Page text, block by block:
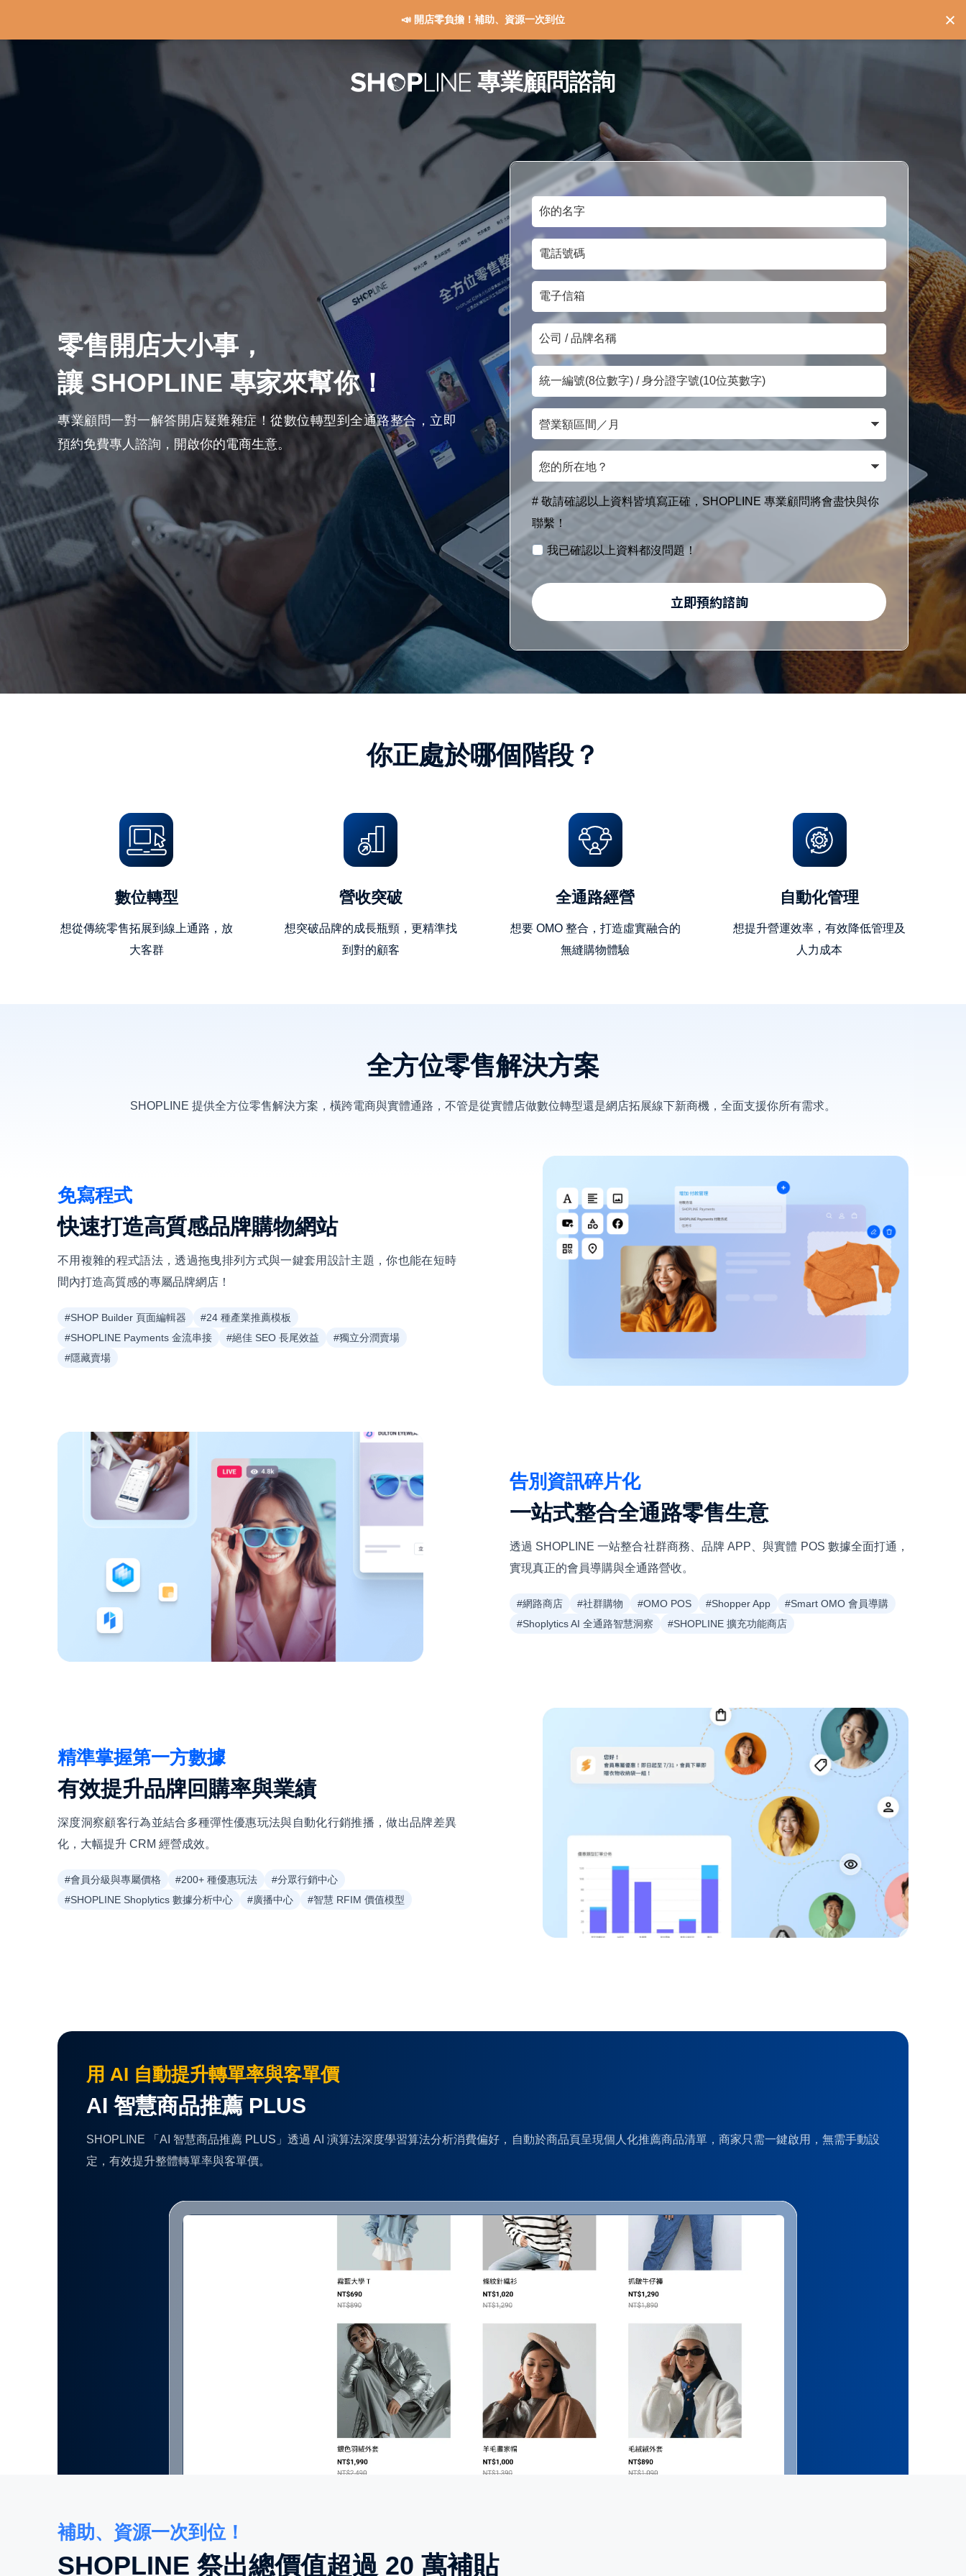
📣 開店零負擔！補助、資源一次到位
專業顧問諮詢
零售開店大小事，
讓 SHOPLINE 專家來幫你！
專業顧問一對一解答開店疑難雜症！從數位轉型到全通路整合，立即
預約免費專人諮詢，開啟你的電商生意。
你
的
名
字
電
話
號
碼
電
子
信
箱
公
司
/
品
牌
名
稱
統
一
編
號
(8
位
數
字)
/
分
證
號
(10
位
字)
營
業
額
區
間
／
月
您
的
所
在
# 敬請確認以上資料皆填寫正確，SHOPLINE 專業顧問將會盡快與你
聯繫！
我已確認以上資料都沒問題！
立即預約諮詢
你正處於哪個階段？
數位轉型
想從傳統零售拓展到線上通路，放
大客群
營收突破
想突破品牌的成長瓶頸，更精準找
到對的顧客
全通路經營
想要 OMO 整合，打造虛實融合的
無縫購物體驗
自動化管理
想提升營運效率，有效降低管理及
人力成本
全方位零售解決方案
SHOPLINE 提供全方位零售解決方案，橫跨電商與實體通路，不管是從實體店做數位轉型還是網店拓展線下新商機，全面支援你所有需求。
免寫程式
快速打造高質感品牌購物網站
不用複雜的程式語法，透過拖曳排列方式與一鍵套用設計主題，你也能在短時
間內打造高質感的專屬品牌網店！
#SHOP Builder 頁面編輯器
#24 種產業推薦模板
#SHOPLINE Payments 金流串接
#絕佳 SEO 長尾效益
#獨立分潤賣場
#隱藏賣場
告別資訊碎片化
一站式整合全通路零售生意
透過 SHOPLINE 一站整合社群商務、品牌 APP、與實體 POS 數據全面打通，
實現真正的會員導購與全通路營收。
#網路商店 #社群購物 #OMO POS #Shopper App
#Smart OMO 會員導購
#Shoplytics AI 全通路智慧洞察
#SHOPLINE 擴充功能商店
精準掌握第一方數據
有效提升品牌回購率與業績
深度洞察顧客行為並結合多種彈性優惠玩法與自動化行銷推播，做出品牌差異
化，大幅提升 CRM 經營成效。
#會員分級與專屬價格 #200+ 種優惠玩法
#分眾行銷中心
#SHOPLINE Shoplytics 數據分析中心
#廣播中心 #智慧 RFIM 價值模型
用 AI 自動提升轉單率與客單價
AI 智慧商品推薦 PLUS
SHOPLINE 「AI 智慧商品推薦 PLUS」透過 AI 演算法深度學習算法分析消費偏好，自動於商品頁呈現個人化推薦商品清單，商家只需一鍵啟用，無需手動設
定，有效提升整體轉單率與客單價。
補助、資源一次到位！
SHOPLINE 祭出總價值超過 20 萬補貼